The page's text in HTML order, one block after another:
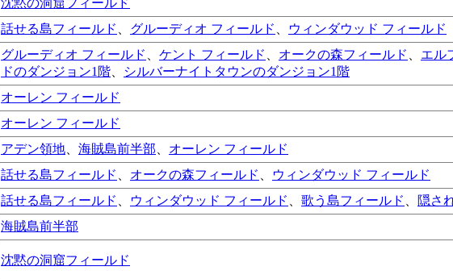
話せる島フィールド グルーディオ フィールド ウィンダウッド フィールド
グルーディオ フィールド ケント フィールド オークの森フィールド エル
ドのダンジョン1階
シルバーナイトタウンのダンジョン1階
オーレン フィールド
オーレン フィールド
アデン領地 海賊島前半部
オーレン フィールド
話せる島フィールド オークの森フィールド
ウィンダウッド フィールド
話せる島フィールド ウィンダウッド フィールド 歌う島フィールド
隠さ
海賊島前半部
沈黙の洞窟フィールド